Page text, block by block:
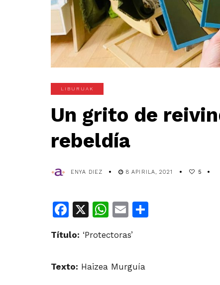
LIBURUAK
Un grito de
rebeldía
ENYA DIEZ 8 APIRILA, 2021 5
Facebook
X WhatsApp
Email
Título: ‘Protectoras’
Texto: Haizea Murguía